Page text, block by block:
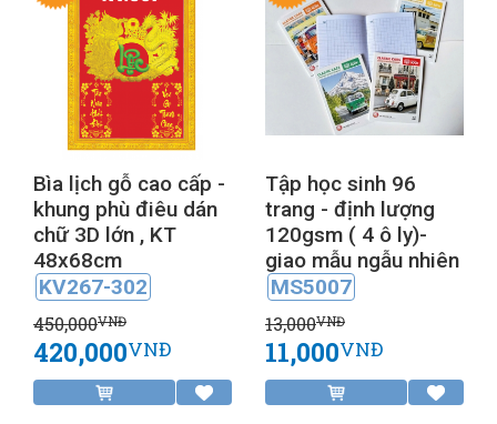
Bìa lịch gỗ cao cấp -
khung phù điêu dán
chữ 3D lớn , KT
48x68cm
KV267-302
450,000VNĐ
420,000VNĐ
Tập học sinh 96
trang - định lượng
120gsm ( 4 ô ly)-
giao mẫu ngẫu nhiên
MS5007
13,000VNĐ
11,000VNĐ